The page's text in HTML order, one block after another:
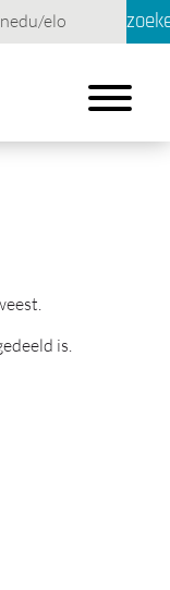
elo
Toggle
is.